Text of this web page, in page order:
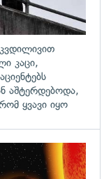
კაცი,
აშტერდებოდა,
ყვავი იყო